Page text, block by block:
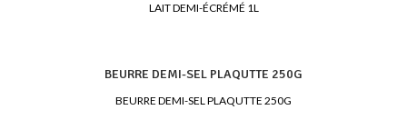
LAIT DEMI-ÉCRÉMÉ 1L
BEURRE DEMI-SEL PLAQUTTE 250G
BEURRE DEMI-SEL PLAQUTTE 250G